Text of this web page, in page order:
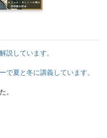
説しています。
夏と冬に講義しています。
。